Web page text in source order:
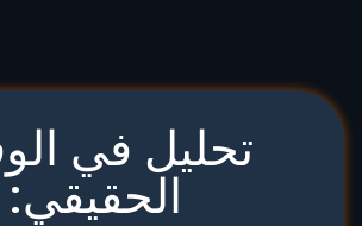
تحليل في
الحقيقي: